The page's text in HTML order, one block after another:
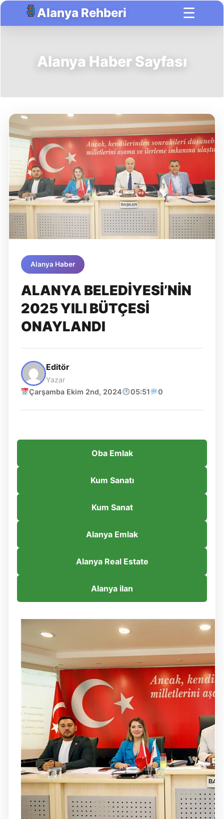
Alanya Rehberi ☰
Alanya Haber Sayfası
Alanya Haber
ALANYA BELEDİYESİ’NİN
2025 YILI BÜTÇESİ
ONAYLANDI
Editör
Yazar
Çarşamba Ekim 2nd, 2024
05:51 0
Oba Emlak
Kum Sanatı
Kum Sanat
Alanya Emlak
Alanya Real Estate
Alanya ilan